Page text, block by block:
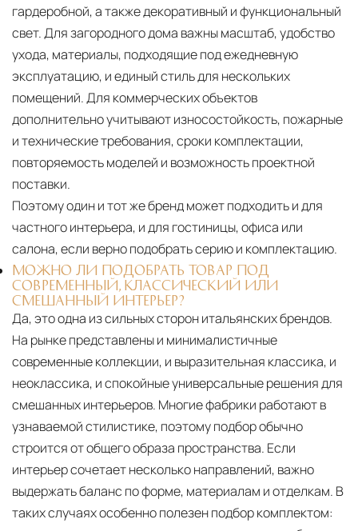
гардеробной, а также декоративный и функциональный
свет. Для загородного дома важны масштаб, удобство
ухода, материалы, подходящие под ежедневную
эксплуатацию, и единый стиль для нескольких
помещений. Для коммерческих объектов
дополнительно учитывают износостойкость, пожарные
и технические требования, сроки комплектации,
повторяемость моделей и возможность проектной
поставки.
Поэтому один и тот же бренд может подходить и для
частного интерьера, и для гостиницы, офиса или
салона, если верно подобрать серию и комплектацию.
МОЖНО ЛИ ПОДОБРАТЬ ТОВАР ПОД
СОВРЕМЕННЫЙ, КЛАССИЧЕСКИЙ ИЛИ
СМЕШАННЫЙ ИНТЕРЬЕР?
Да, это одна из сильных сторон итальянских брендов.
На рынке представлены и минималистичные
современные коллекции, и выразительная классика, и
неоклассика, и спокойные универсальные решения для
смешанных интерьеров. Многие фабрики работают в
узнаваемой стилистике, поэтому подбор обычно
строится от общего образа пространства. Если
интерьер сочетает несколько направлений, важно
выдержать баланс по форме, материалам и отделкам. В
таких случаях особенно полезен подбор комплектом: